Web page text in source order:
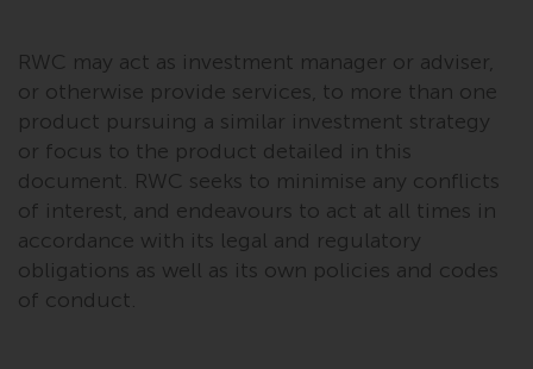
Website enthaltenen
Informationen verlassen.
Haftung
Obwohl Redwheel bestrebt ist,
sicherzustellen, dass die
RWC may act as investment manager or adviser,
or otherwise provide services, to more than one
product pursuing a similar investment strategy
or focus to the product detailed in this
document. RWC seeks to minimise any conflicts
of interest, and endeavours to act at all times in
accordance with its legal and regulatory
obligations as well as its own policies and codes
of conduct.